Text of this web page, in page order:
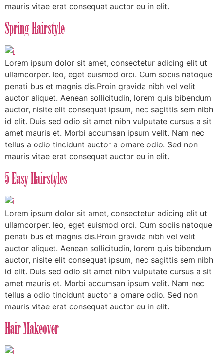
mauris vitae erat consequat auctor eu in elit.
Spring Hairstyle
Lorem ipsum dolor sit amet, consectetur adicing elit ut
ullamcorper. leo, eget euismod orci. Cum sociis natoque
penati bus et magnis dis.Proin gravida nibh vel velit
auctor aliquet. Aenean sollicitudin, lorem quis bibendum
auctor, nisite elit consequat ipsum, nec sagittis sem nibh
id elit. Duis sed odio sit amet nibh vulputate cursus a sit
amet mauris et. Morbi accumsan ipsum velit. Nam nec
tellus a odio tincidunt auctor a ornare odio. Sed non
mauris vitae erat consequat auctor eu in elit.
5 Easy Hairstyles
Lorem ipsum dolor sit amet, consectetur adicing elit ut
ullamcorper. leo, eget euismod orci. Cum sociis natoque
penati bus et magnis dis.Proin gravida nibh vel velit
auctor aliquet. Aenean sollicitudin, lorem quis bibendum
auctor, nisite elit consequat ipsum, nec sagittis sem nibh
id elit. Duis sed odio sit amet nibh vulputate cursus a sit
amet mauris et. Morbi accumsan ipsum velit. Nam nec
tellus a odio tincidunt auctor a ornare odio. Sed non
mauris vitae erat consequat auctor eu in elit.
Hair Makeover